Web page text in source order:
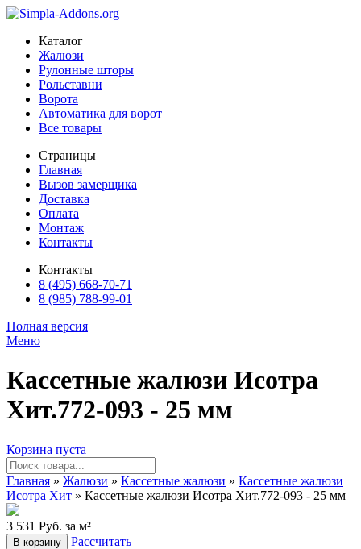
Каталог
Жалюзи
Рулонные шторы
Рольставни
Ворота
Автоматика для ворот
Все товары
Страницы
Главная
Вызов замерщика
Доставка
Оплата
Монтаж
Контакты
Контакты
8 (495) 668-70-71
8 (985) 788-99-01
Полная версия
Меню
Кассетные жалюзи Исотра
Хит.772-093 - 25 мм
Корзина пуста
Главная » Жалюзи » Кассетные жалюзи » Кассетные жалюзи
Исотра Хит » Кассетные жалюзи Исотра Хит.772-093 - 25 мм
3 531 Руб. за м²
В корзину Рассчитать